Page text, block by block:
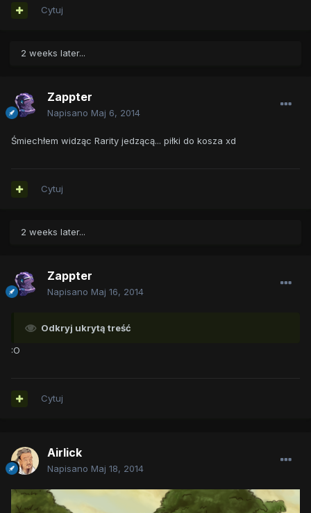
Cytuj
2 weeks later...
Zappter
Napisano Maj 6, 2014
Śmiechłem widząc Rarity jedzącą... piłki do kosza xd
Cytuj
2 weeks later...
Zappter
Napisano Maj 16, 2014
Odkryj ukrytą treść
:O
Cytuj
Airlick
Napisano Maj 18, 2014